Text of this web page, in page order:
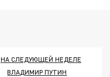
НА СЛЕДУЮЩЕЙ НЕДЕЛЕ
ВЛАДИМИР ПУТИН